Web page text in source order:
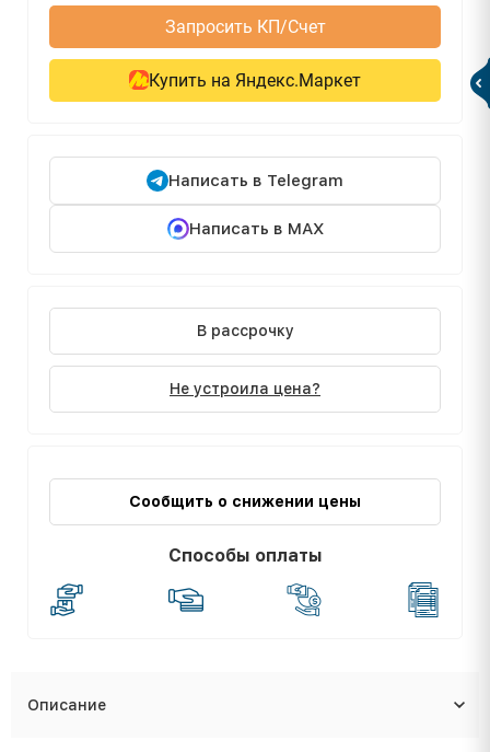
Запросить КП/Счет
Купить на Яндекс.Маркет
Написать в Telegram
Написать в MAX
В рассрочку
Не устроила цена?
Сообщить о снижении цены
Способы оплаты
Описание